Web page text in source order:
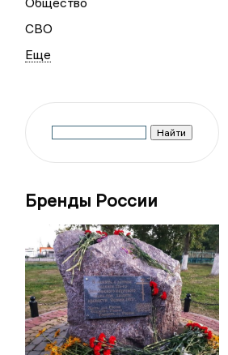
СВО
Бренды России